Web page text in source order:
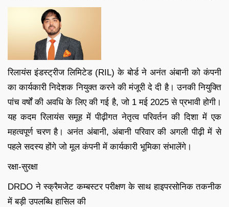
रिलायंस इंडस्ट्रीज लिमिटेड (RIL) के बोर्ड ने अनंत अंबानी को कंपनी
का कार्यकारी निदेशक नियुक्त करने की मंजूरी दे दी है। उनकी नियुक्ति
पांच वर्षों की अवधि के लिए की गई है, जो 1 मई 2025 से प्रभावी होगी।
यह कदम रिलायंस समूह में पीढ़ीगत नेतृत्व परिवर्तन की दिशा में एक
महत्वपूर्ण चरण है। अनंत अंबानी, अंबानी परिवार की अगली पीढ़ी में से
पहले सदस्य होंगे जो मूल कंपनी में कार्यकारी भूमिका संभालेंगे।
रक्षा-सुरक्षा
DRDO ने स्क्रैमजेट कम्बस्टर परीक्षण के साथ हाइपरसोनिक तकनीक
में बड़ी उपलब्धि हासिल की